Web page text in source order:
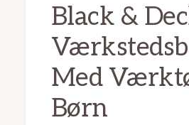
Black &
Med
Børn